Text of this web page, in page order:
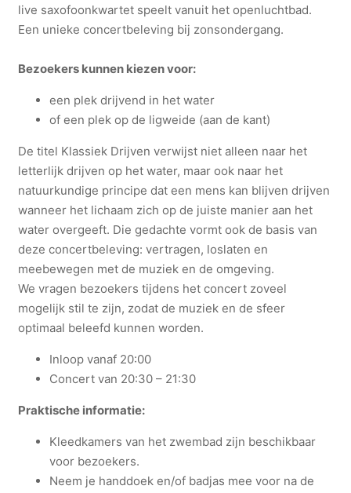
n
V
e
h
u
i
z
e
n
(
2
9
a
u
g
a
a
n
a
l
live saxofoonkwartet speelt vanuit het openluchtbad.
Een unieke concertbeleving bij zonsondergang.
Bezoekers kunnen kiezen voor:
een plek drijvend in het water
of een plek op de ligweide (aan de kant)
De titel Klassiek Drijven verwijst niet alleen naar het
letterlijk drijven op het water, maar ook naar het
natuurkundige principe dat een mens kan blijven drijven
wanneer het lichaam zich op de juiste manier aan het
water overgeeft. Die gedachte vormt ook de basis van
deze concertbeleving: vertragen, loslaten en
meebewegen met de muziek en de omgeving.
We vragen bezoekers tijdens het concert zoveel
mogelijk stil te zijn, zodat de muziek en de sfeer
optimaal beleefd kunnen worden.
Inloop vanaf 20:00
Concert van 20:30 – 21:30
Praktische informatie:
Kleedkamers van het zwembad zijn beschikbaar
voor bezoekers.
Neem je handdoek en/of badjas mee voor na de